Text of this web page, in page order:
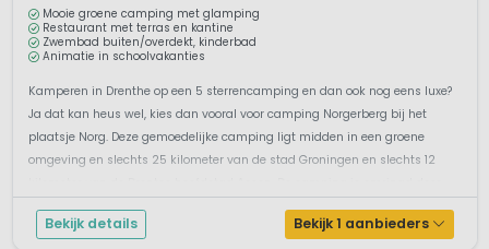
Mooie groene camping met glamping
Restaurant met terras en kantine
Zwembad buiten/overdekt, kinderbad
Animatie in schoolvakanties
Kamperen in Drenthe op een 5 sterrencamping en dan ook nog eens luxe?
Ja dat kan heus wel, kies dan vooral voor camping Norgerberg bij het
plaatsje Norg. Deze gemoedelijke camping ligt midden in een groene
omgeving en slechts 25 kilometer van de stad Groningen en slechts 12
natuur...
Bekijk details Bekijk 1 aanbieders